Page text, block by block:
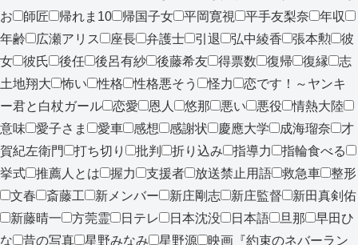
お
師匠 帰れま10 帰国子女 平岡寛視 平手友梨奈
年収
年齢
広瀬アリス 座長 弁護士 引退 弘中綾香 張本勲
彼
女
彼氏 後任 後呂有紗 後藤希友 得票数 復帰 復縁
志
土地翔大
怖い 性格 性格悪そう 怪力
恋です！～ヤンキ
ー君と白杖ガール
恋愛 恩人 悠那 悪い 悪役
情熱大陸
意味
愛子さま 愛車 感想 感謝状 慶應大学 成海瑠奈
才
賀紀左衛門
打ち切り 批判 折り込み 指導力
指輪食べる
挙式
推薦人とは 握力 支援者 放送禁止用語 救急車
整形
文春
斎藤工 新メンバー 新庄剛志 新庄監督
新田真剣佑
新藤晴一
方莞霊 日テレ 日本沈没 日本語 旦那
早田ひ
な
昔の写真 星野みなみ 星野源
映画『約束のネバーラン